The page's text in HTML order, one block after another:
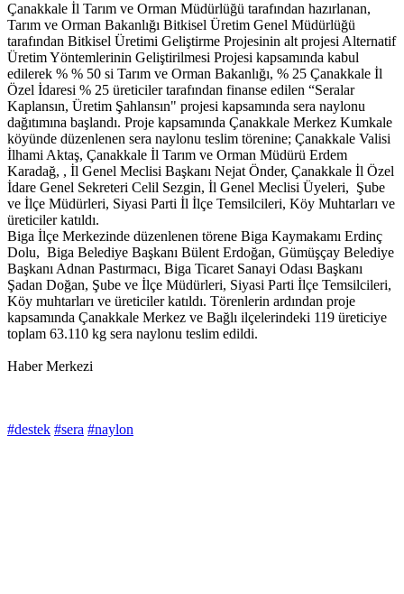
Çanakkale İl Tarım ve Orman Müdürlüğü tarafından hazırlanan,
Tarım ve Orman Bakanlığı Bitkisel Üretim Genel Müdürlüğü
tarafından Bitkisel Üretimi Geliştirme Projesinin alt projesi Alternatif
Üretim Yöntemlerinin Geliştirilmesi Projesi kapsamında kabul
edilerek % % 50 si Tarım ve Orman Bakanlığı, % 25 Çanakkale İl
Özel İdaresi % 25 üreticiler tarafından finanse edilen “Seralar
Kaplansın, Üretim Şahlansın" projesi kapsamında sera naylonu
dağıtımına başlandı. Proje kapsamında Çanakkale Merkez Kumkale
köyünde düzenlenen sera naylonu teslim törenine; Çanakkale Valisi
İlhami Aktaş, Çanakkale İl Tarım ve Orman Müdürü Erdem
Karadağ, , İl Genel Meclisi Başkanı Nejat Önder, Çanakkale İl Özel
İdare Genel Sekreteri Celil Sezgin, İl Genel Meclisi Üyeleri, Şube
ve İlçe Müdürleri, Siyasi Parti İl İlçe Temsilcileri, Köy Muhtarları ve
üreticiler katıldı.
Biga İlçe Merkezinde düzenlenen törene Biga Kaymakamı Erdinç
Dolu, Biga Belediye Başkanı Bülent Erdoğan, Gümüşçay Belediye
Başkanı Adnan Pastırmacı, Biga Ticaret Sanayi Odası Başkanı
Şadan Doğan, Şube ve İlçe Müdürleri, Siyasi Parti İlçe Temsilcileri,
Köy muhtarları ve üreticiler katıldı. Törenlerin ardından proje
kapsamında Çanakkale Merkez ve Bağlı ilçelerindeki 119 üreticiye
toplam 63.110 kg sera naylonu teslim edildi.
Haber Merkezi
#destek #sera #naylon